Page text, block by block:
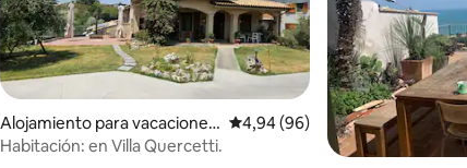
Alojamiento para vacaciones
en Agugliano
Calificación promedio: 4,94 de
4,94 (96)
Habitación: en Villa Quercetti.